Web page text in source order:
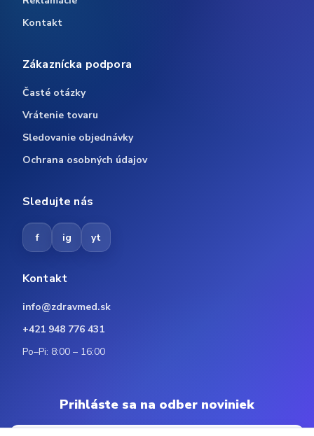
Kontakt
Zákaznícka podpora
Časté otázky
Vrátenie tovaru
Sledovanie objednávky
Ochrana osobných údajov
Sledujte nás
f ig yt
Kontakt
info@zdravmed.sk
+421 948 776 431
Po–Pi: 8:00 – 16:00
Prihláste sa na odber noviniek